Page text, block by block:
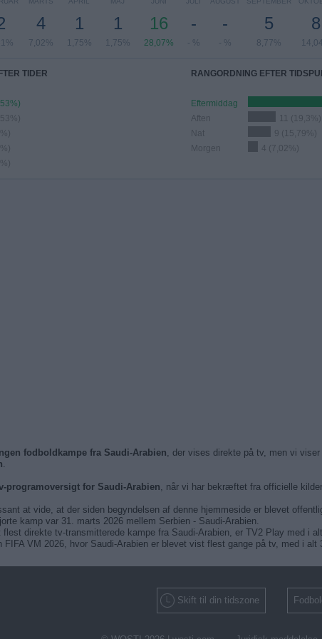
4
7,02%
1
1,75%
1
1,75%
16
28,07%
-
- %
-
- %
5
8,77%
8
TIDER RANGORDNING EFTER
Eftermiddag
Aften
11 (19,3%)
Nat
9 (15,79%)
Morgen
4 (7,02%)
fodboldkampe fra Saudi-Arabien, der vises direkte på tv, men vi
.
programoversigt for Saudi-Arabien, når vi har bekræftet fra officielle
at vide, at der siden begyndelsen af denne hjemmeside er blevet
kamp var 31. marts 2026 mellem Serbien - Saudi-Arabien.
flest direkte tv-transmitterede kampe fra Saudi-Arabien, er TV2 Play med i
FIFA VM 2026, hvor Saudi-Arabien er blevet vist flest gange på tv, med i alt
Skift til din tidszone